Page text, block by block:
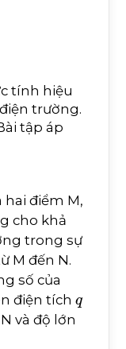
tính hiệu
trường.
tập áp
hai điểm M,
cho khả
trong sự
M đến N.
số của
điện tích
và độ lớn